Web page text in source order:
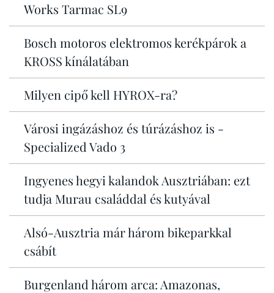
Works Tarmac SL9
Bosch motoros elektromos kerékpárok a
KROSS kínálatában
Milyen cipő kell HYROX-ra?
Városi ingázáshoz és túrázáshoz is -
Specialized Vado 3
Ingyenes hegyi kalandok Ausztriában: ezt
tudja Murau családdal és kutyával
Alsó-Ausztria már három bikeparkkal
csábít
Burgenland három arca: Amazonas,